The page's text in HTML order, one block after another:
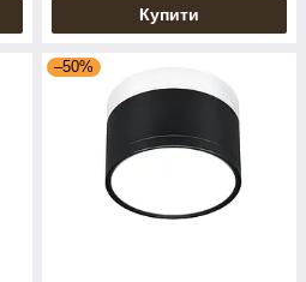
Купити
–50%